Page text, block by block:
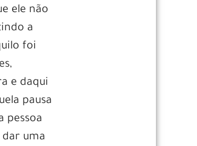
ele não
a
foi
e daqui
pausa
pessoa
uma